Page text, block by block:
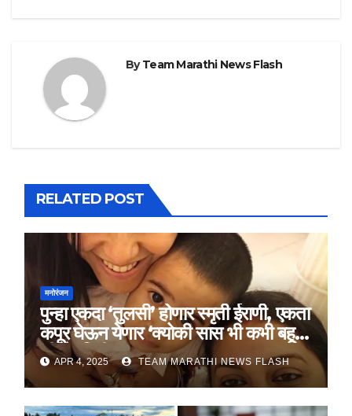
ByTeam Marathi News Flash
RELATED POST
मनोरंजन
पुन्हा एकदा ‘तुलसी’ होणार स्मृती ईराणी, एकता
कपूर घेऊन येणार ‘क्योकी सास भी कभी बहू
थी’ वेबसिरीज?
APR 4, 2025 TEAM MARATHI NEWS FLASH